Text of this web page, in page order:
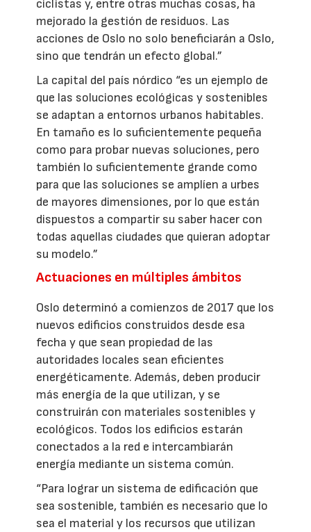
ciclistas y, entre otras muchas cosas, ha
mejorado la gestión de residuos. Las
acciones de Oslo no solo beneficiarán a Oslo,
sino que tendrán un efecto global.”
La capital del país nórdico “es un ejemplo de
que las soluciones ecológicas y sostenibles
se adaptan a entornos urbanos habitables.
En tamaño es lo suficientemente pequeña
como para probar nuevas soluciones, pero
también lo suficientemente grande como
para que las soluciones se amplíen a urbes
de mayores dimensiones, por lo que están
dispuestos a compartir su saber hacer con
todas aquellas ciudades que quieran adoptar
su modelo.”
Actuaciones en múltiples ámbitos
Oslo determinó a comienzos de 2017 que los
nuevos edificios construidos desde esa
fecha y que sean propiedad de las
autoridades locales sean eficientes
energéticamente. Además, deben producir
más energía de la que utilizan, y se
construirán con materiales sostenibles y
ecológicos. Todos los edificios estarán
conectados a la red e intercambiarán
energía mediante un sistema común.
“Para lograr un sistema de edificación que
sea sostenible, también es necesario que lo
sea el material y los recursos que utilizan